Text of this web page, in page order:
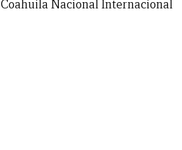
Coahuila NacionalInternacional